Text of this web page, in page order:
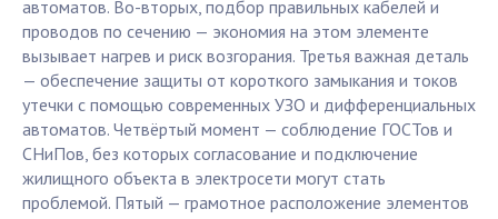
автоматов. Во-вторых, подбор правильных кабелей и
проводов по сечению — экономия на этом элементе
вызывает нагрев и риск возгорания. Третья важная деталь
— обеспечение защиты от короткого замыкания и токов
утечки с помощью современных УЗО и дифференциальных
автоматов. Четвёртый момент — соблюдение ГОСТов и
СНиПов, без которых согласование и подключение
жилищного объекта в электросети могут стать
проблемой. Пятый — грамотное расположение элементов